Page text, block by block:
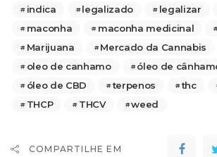
indica
legalizado legalizar
maconha
maconha medicinal
Marijuana
Mercado da Cannabis
oleo de canhamo
óleo de
óleo de CBD
terpenos thc
THCP
THCV weed
COMPARTILHE EM